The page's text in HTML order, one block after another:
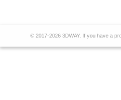
© 2017-2026 3DWAY. If you have a